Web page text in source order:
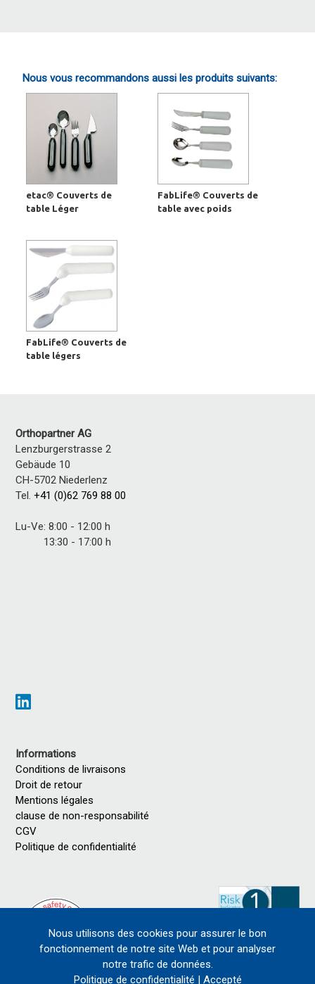
Nous vous recommandons aussi les produits suivants:
etac® Couverts de
table Léger
FabLife® Couverts de
table avec poids
FabLife® Couverts de
table légers
Orthopartner AG
Lenzburgerstrasse 2
Gebäude 10
CH-5702 Niederlenz
Tel.+41 (0)62 769 88 00
Lu-Ve: 8:00 - 12:00 h
13:30 - 17:00 h
Informations
Conditions de livraisons
Droit de retour
Mentions légales
clause de non-responsabilité
CGV
Politique de confidentialité
Nous utilisons des cookies pour assurer le bon
fonctionnement de notre site Web et pour analyser
notre trafic de données.
Politique de confidentialité | Accepté